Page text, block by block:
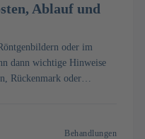
Ablauf und
oder im
dann wichtige Hinweise
Rückenmark oder
Behandlungen